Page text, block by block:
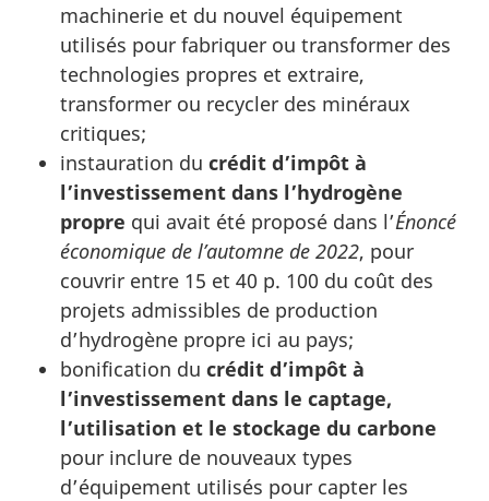
machinerie et du nouvel équipement
utilisés pour fabriquer ou transformer des
technologies propres et extraire,
transformer ou recycler des minéraux
critiques;
instauration du crédit d’impôt à
l’investissement dans l’hydrogène
propre qui avait été proposé dans l’Énoncé
économique de l’automne de 2022, pour
couvrir entre 15 et 40 p. 100 du coût des
projets admissibles de production
d’hydrogène propre ici au pays;
bonification du crédit d’impôt à
l’investissement dans le captage,
l’utilisation et le stockage du carbone
pour inclure de nouveaux types
d’équipement utilisés pour capter les